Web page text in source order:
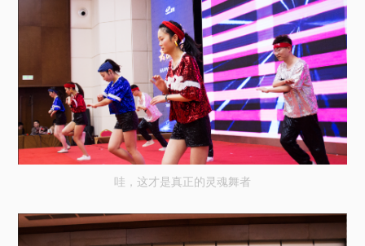
哇，这才是真正的灵魂舞者